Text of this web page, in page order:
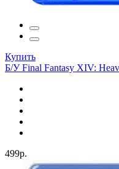
Купить
Б/У Final Fantasy XIV:
499р.